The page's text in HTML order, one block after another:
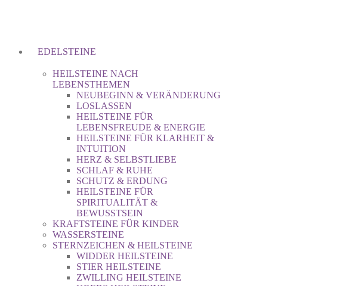
EDELSTEINE
HEILSTEINE NACH
LEBENSTHEMEN
NEUBEGINN & VERÄNDERUNG
LOSLASSEN
HEILSTEINE FÜR
LEBENSFREUDE & ENERGIE
HEILSTEINE FÜR KLARHEIT &
INTUITION
HERZ & SELBSTLIEBE
SCHLAF & RUHE
SCHUTZ & ERDUNG
HEILSTEINE FÜR
SPIRITUALITÄT &
BEWUSSTSEIN
KRAFTSTEINE FÜR KINDER
WASSERSTEINE
STERNZEICHEN & HEILSTEINE
WIDDER HEILSTEINE
STIER HEILSTEINE
ZWILLING HEILSTEINE